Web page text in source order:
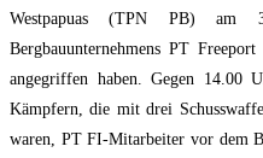
Westpapuas (TPN PB)
Bergbauunternehmens PT
angegriffen haben. Gegen
Kämpfern, die mit drei
waren, PT FI-Mitarbeiter vor dem